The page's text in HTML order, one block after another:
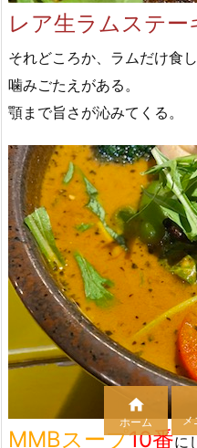
レア生ラムステー
それどころか、ラムだけ食し
噛みごたえがある。
顎まで旨さが沁みてくる。
MMBスープ10番に

ホーム メ